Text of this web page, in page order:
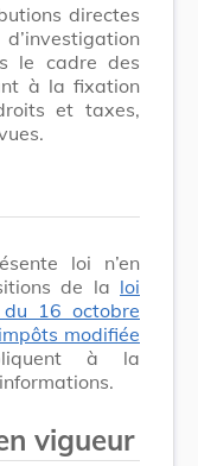
directes
le cadre des
à la fixation
et taxes,
loi n’en
de la loi
du 16 octobre
modifiée
à la
vigueur